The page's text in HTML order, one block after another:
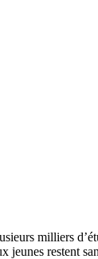
milliers
jeunes restent